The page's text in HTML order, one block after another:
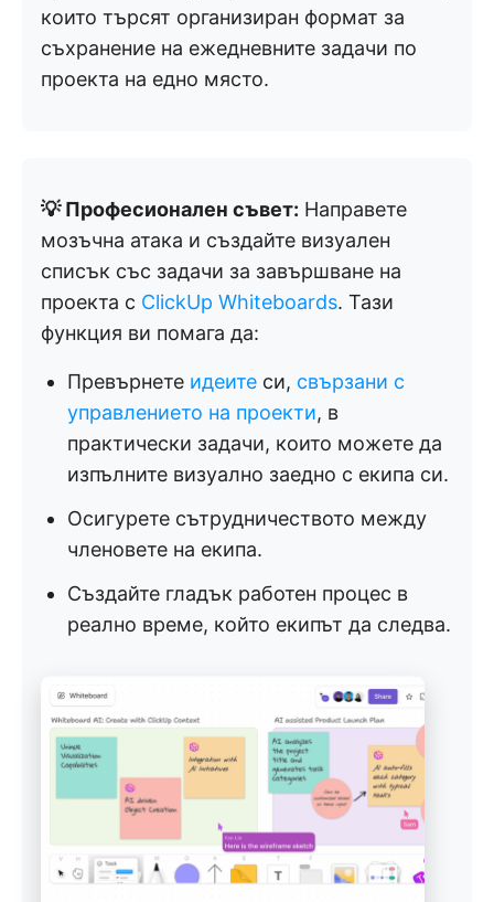
които търсят организиран формат за
съхранение на ежедневните задачи по
проекта на едно място.
💡 Професионален съвет: Направете
мозъчна атака и създайте визуален
списък със задачи за завършване на
проекта с ClickUp Whiteboards. Тази
функция ви помага да:
Превърнете идеите си, свързани с
управлението на проекти, в
практически задачи, които можете да
изпълните визуално заедно с екипа си.
Осигурете сътрудничеството между
членовете на екипа.
Създайте гладък работен процес в
реално време, който екипът да следва.